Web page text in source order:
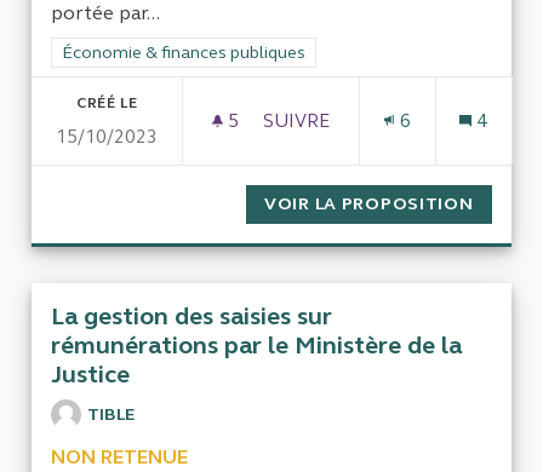
portée par...
Filtrer les résultats de la catégorie : Économie & finances
Économie & finances publiques
CRÉÉ LE
15/10/2023
5 5 ABONNÉS
SUIVRE
6 4
VOIR LA PROPOSITION
La gestion des saisies sur
rémunérations par le Ministère de la
Justice
TIBLE
NON RETENUE